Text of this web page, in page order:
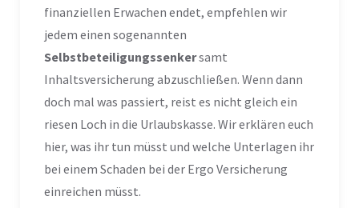
finanziellen Erwachen endet, empfehlen wir
jedem einen sogenannten
Selbstbeteiligungssenkersamt
Inhaltsversicherung abzuschließen. Wenn dann
doch mal was passiert, reist es nicht gleich ein
riesen Loch in die Urlaubskasse. Wir erklären euch
hier, was ihr tun müsst und welche Unterlagen ihr
bei einem Schaden bei der Ergo Versicherung
einreichen müsst.